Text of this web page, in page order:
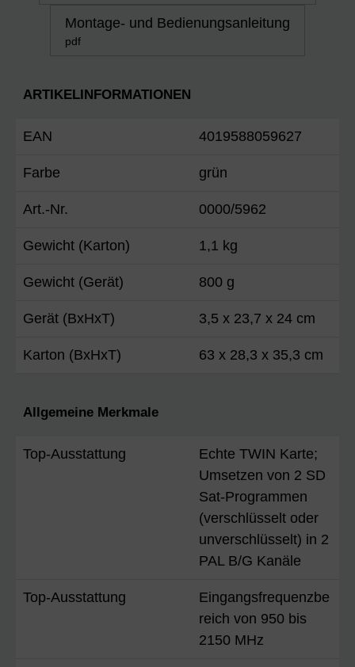
Montage- und Bedienungsanleitung
pdf
ARTIKELINFORMATIONEN
EAN 4019588059627
Farbe grün
Art.-Nr. 0000/5962
Gewicht (Karton) 1,1 kg
Gewicht (Gerät) 800 g
Gerät (BxHxT) 3,5 x 23,7 x 24 cm
Karton (BxHxT) 63 x 28,3 x 35,3 cm
Allgemeine Merkmale
Top-Ausstattung
Echte TWIN Karte;
Umsetzen von 2 SD
Sat-Programmen
(verschlüsselt oder
unverschlüsselt) in 2
PAL B/G Kanäle
Top-Ausstattung
Eingangsfrequenzbe
reich von 950 bis
2150 MHz